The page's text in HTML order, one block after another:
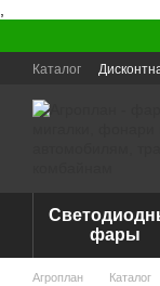
Каталог
фары
Агроплан Каталог